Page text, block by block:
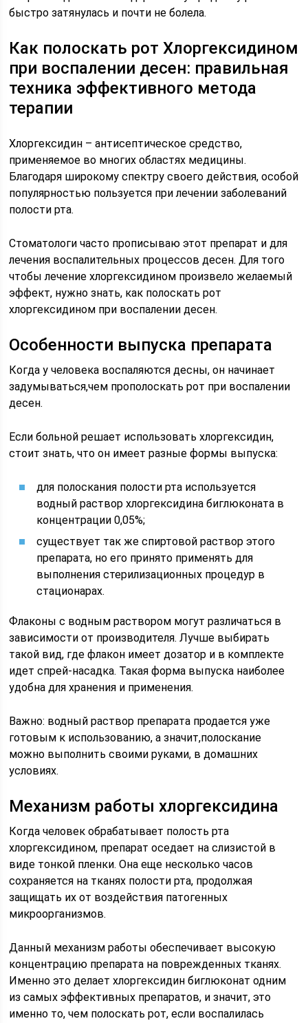
быстро затянулась и почти не болела.
Как полоскать рот Хлоргексидином
при воспалении десен: правильная
техника эффективного метода
терапии
Хлоргексидин – антисептическое средство,
применяемое во многих областях медицины.
Благодаря широкому спектру своего действия, особой
популярностью пользуется при лечении заболеваний
полости рта.
Стоматологи часто прописываю этот препарат и для
лечения воспалительных процессов десен. Для того
чтобы лечение хлоргексидином произвело желаемый
эффект, нужно знать, как полоскать рот
хлоргексидином при воспалении десен.
Особенности выпуска препарата
Когда у человека воспаляются десны, он начинает
задумываться,чем прополоскать рот при воспалении
десен.
Если больной решает использовать хлоргексидин,
стоит знать, что он имеет разные формы выпуска:
для полоскания полости рта используется
водный раствор хлоргексидина биглюконата в
концентрации 0,05%;
существует так же спиртовой раствор этого
препарата, но его принято применять для
выполнения стерилизационных процедур в
стационарах.
Флаконы с водным раствором могут различаться в
зависимости от производителя. Лучше выбирать
такой вид, где флакон имеет дозатор и в комплекте
идет спрей-насадка. Такая форма выпуска наиболее
удобна для хранения и применения.
Важно: водный раствор препарата продается уже
готовым к использованию, а значит,полоскание
можно выполнить своими руками, в домашних
условиях.
Механизм работы хлоргексидина
Когда человек обрабатывает полость рта
хлоргексидином, препарат оседает на слизистой в
виде тонкой пленки. Она еще несколько часов
сохраняется на тканях полости рта, продолжая
защищать их от воздействия патогенных
микроорганизмов.
Данный механизм работы обеспечивает высокую
концентрацию препарата на поврежденных тканях.
Именно это делает хлоргексидин биглюконат одним
из самых эффективных препаратов, и значит, это
именно то, чем полоскать рот, если воспалилась